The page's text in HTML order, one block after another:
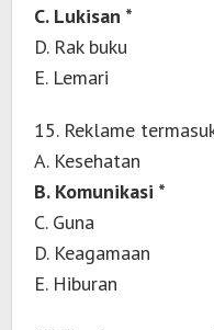
C. Lukisan *
D. Rak buku
E. Lemari
15. Reklame
A. Kesehatan
B. Komunikasi *
C. Guna
D. Keagamaan
E. Hiburan